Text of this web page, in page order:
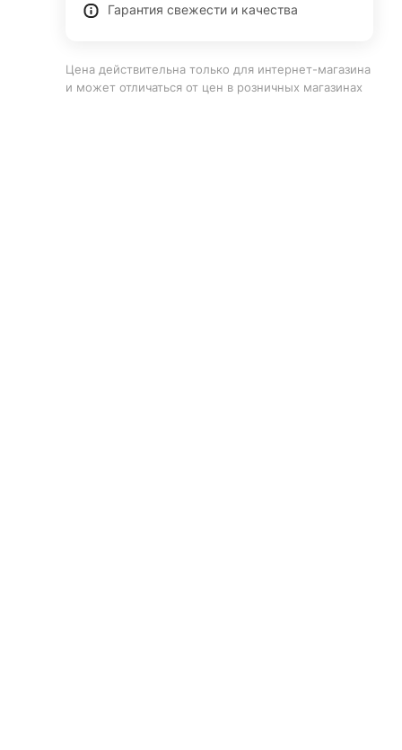
Гарантия свежести и качества
Цена действительна только для интернет-магазина
и может отличаться от цен в розничных магазинах